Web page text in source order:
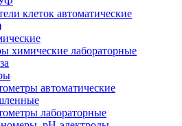
клеток автоматические
химические лабораторные
автоматические
лабораторные